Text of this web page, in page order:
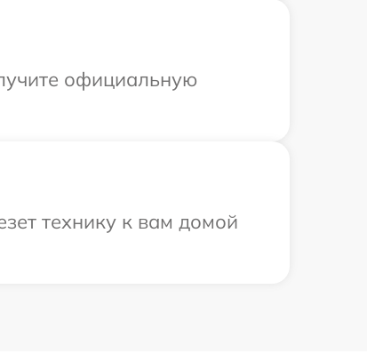
официальную
технику к вам домой